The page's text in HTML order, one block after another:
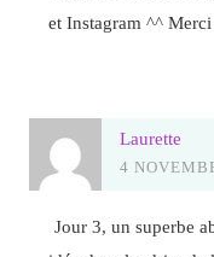
et Instagram ^^
Laurette
4
Jour 3, un superbe